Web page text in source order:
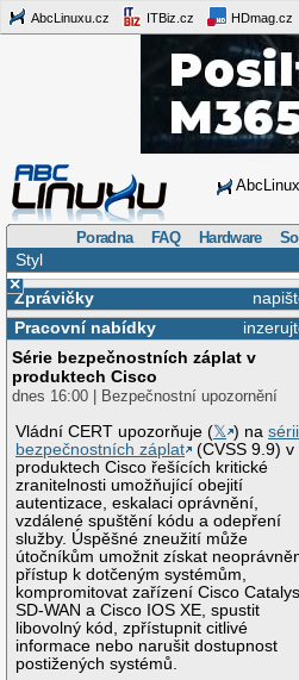
AbcLinuxu.cz ITBiz.cz HDmag.cz
Poradna FAQ Hardware
Styl
×
Zprávičky
Pracovní nabídky
Série bezpečnostních záplat v
produktech Cisco
dnes 16:00 | Bezpečnostní upozornění
Vládní CERT upozorňuje (𝕏 ) nasérii
bezpečnostních záplat
(CVSS 9.9) v
produktech Cisco řešících kritické
zranitelnosti umožňující obejití
autentizace, eskalaci oprávnění,
vzdálené spuštění kódu a odepření
služby. Úspěšné zneužití může
útočníkům umožnit získat
přístup k dotčeným systémům,
kompromitovat zařízení Cisco
SD-WAN a Cisco IOS XE, spustit
libovolný kód, zpřístupnit citlivé
informace nebo narušit dostupnost
postižených systémů.